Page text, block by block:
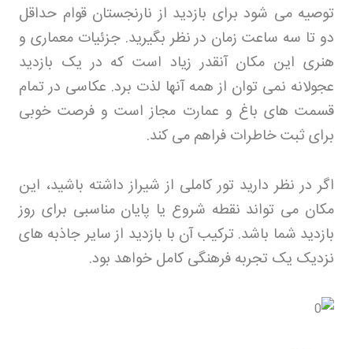
توصیه می شود برای بازدید از نارنجستان قوام حداقل
دو تا سه ساعت زمان در نظر بگیرید. جزئیات معماری و
هنری این مکان آنقدر زیاد است که در یک بازدید
عجولانه نمی توان از همه آنها لذت برد. عکاسی در تمام
قسمت های باغ و عمارت مجاز است و فرصت خوبی
برای ثبت خاطرات فراهم می کند.
اگر در نظر دارید تور کاملی از شیراز داشته باشید، این
مکان می تواند نقطه شروع یا پایان مناسبی برای روز
بازدید شما باشد. ترکیب آن با بازدید از سایر جاذبه های
نزدیک یک تجربه فرهنگی کامل خواهد بود.